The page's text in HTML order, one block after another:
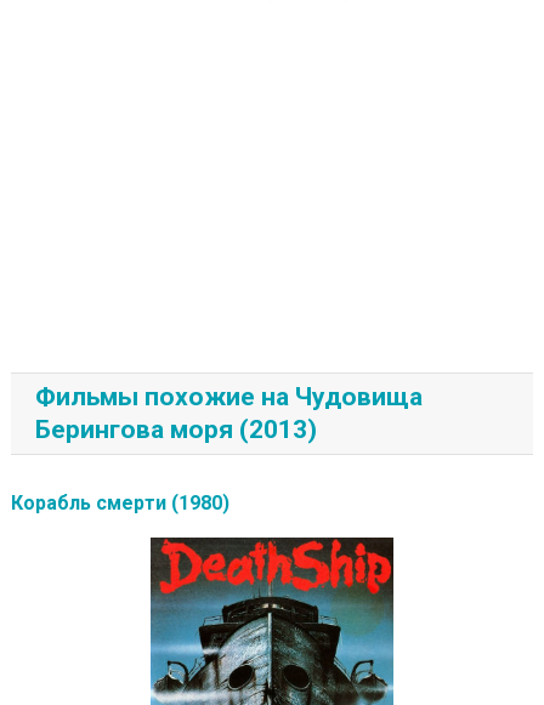
Фильмы похожие на Чудовища
Берингова моря (2013)
Корабль смерти (1980)